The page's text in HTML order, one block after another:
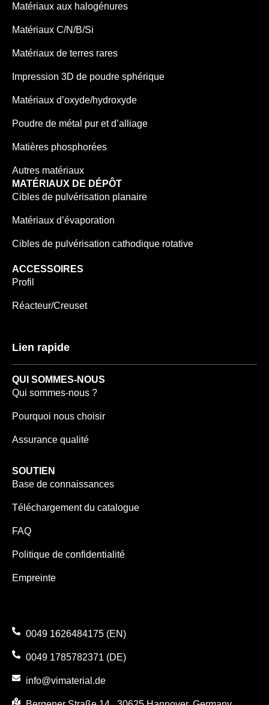
Matériaux aux halogénures
Matériaux C/N/B/Si
Matériaux de terres rares
Impression 3D de poudre sphérique
Matériaux d’oxyde/hydroxyde
Poudre de métal pur et d’alliage
Matières phosphorées
Autres matériaux
MATÉRIAUX DE DÉPÔT
Cibles de pulvérisation planaire
Matériaux d’évaporation
Cibles de pulvérisation cathodique rotative
ACCESSOIRES
Profil
Réacteur/Creuset
Lien rapide
QUI SOMMES-NOUS
Qui sommes-nous ?
Pourquoi nous choisir
Assurance qualité
SOUTIEN
Base de connaissances
Téléchargement du catalogue
FAQ
Politique de confidentialité
Empreinte
0049 1626484175 (EN)
0049 1785782371 (DE)
info@vimaterial.de